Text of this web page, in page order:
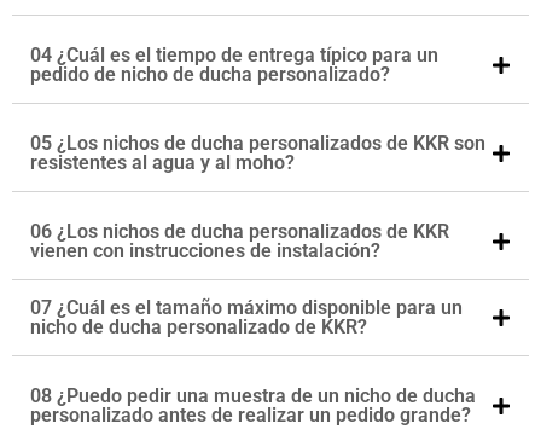
04 ¿Cuál es el tiempo de entrega típico para un
pedido de nicho de ducha personalizado?
05 ¿Los nichos de ducha personalizados de KKR son
resistentes al agua y al moho?
06 ¿Los nichos de ducha personalizados de KKR
vienen con instrucciones de instalación?
07 ¿Cuál es el tamaño máximo disponible para un
nicho de ducha personalizado de KKR?
08 ¿Puedo pedir una muestra de un nicho de ducha
personalizado antes de realizar un pedido grande?